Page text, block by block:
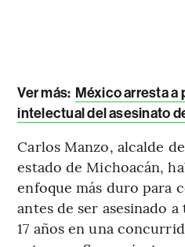
Ver más: México arresta a
intelectual del asesinato
Carlos Manzo, alcalde
estado de Michoacán,
enfoque más duro para
antes de ser asesinado
17 años en una